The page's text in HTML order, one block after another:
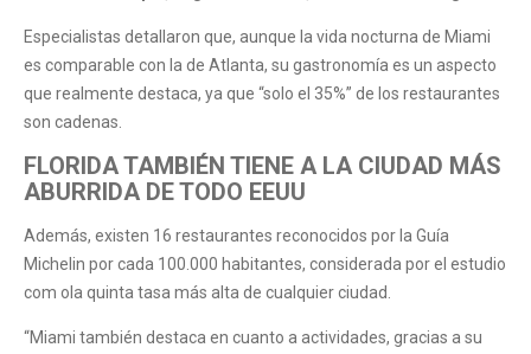
Especialistas detallaron que, aunque la vida nocturna de Miami
es comparable con la de Atlanta, su gastronomía es un aspecto
que realmente destaca, ya que “solo el 35%” de los restaurantes
son cadenas.
FLORIDA TAMBIÉN TIENE A LA CIUDAD MÁS
ABURRIDA DE TODO EEUU
Además, existen 16 restaurantes reconocidos por la Guía
Michelin por cada 100.000 habitantes, considerada por el estudio
com ola quinta tasa más alta de cualquier ciudad.
“Miami también destaca en cuanto a actividades, gracias a su